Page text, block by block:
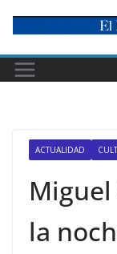
content
ACTUALIDAD
la